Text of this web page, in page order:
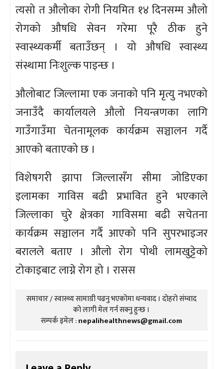
त्यसो त औलोका रोगी नियमित १४ दिनसम्म औलो
रोगको औषधि सेवन गरेमा पूरै ठीक हुने
स्वास्थ्यकर्मी बताउँछन् । यो औषधि स्वास्थ्य
संस्थामा निःशुल्क पाइन्छ ।
औलोबाट जिल्लामा एक जनाको पनि मृत्यु नभएको
जनाउँदै कार्यालयले औलो नियन्त्रणका लागि
गाउँगाउँमा चेतनामूलक कार्यक्रम सञ्चालन गर्दै
आएको बताएको छ ।
विशेषगरी झापा जिल्लासँग सीमा जोडिएका
इलामका गाविस बढी प्रभावित हुने भएकाले
जिल्लाका चुरे क्षेत्रका गाविसमा बढी सचेतना
कार्यक्रम सञ्चालन गर्दै आएको पनि सुपरभाइजर
बरालले बताए । औलो रोग पोथी लामखुट्टेको
टोकाइबाट लाग्ने रोग हो । रासस
समाचार / स्वास्थ्य सामाग्री पढनु भएकोमा धन्यवाद । दोहरो संम्वाद
को लागी मेल गर्न सक्नु हुन्छ ।
सम्पर्क इमेल :nepalihealthnews@gmail.com